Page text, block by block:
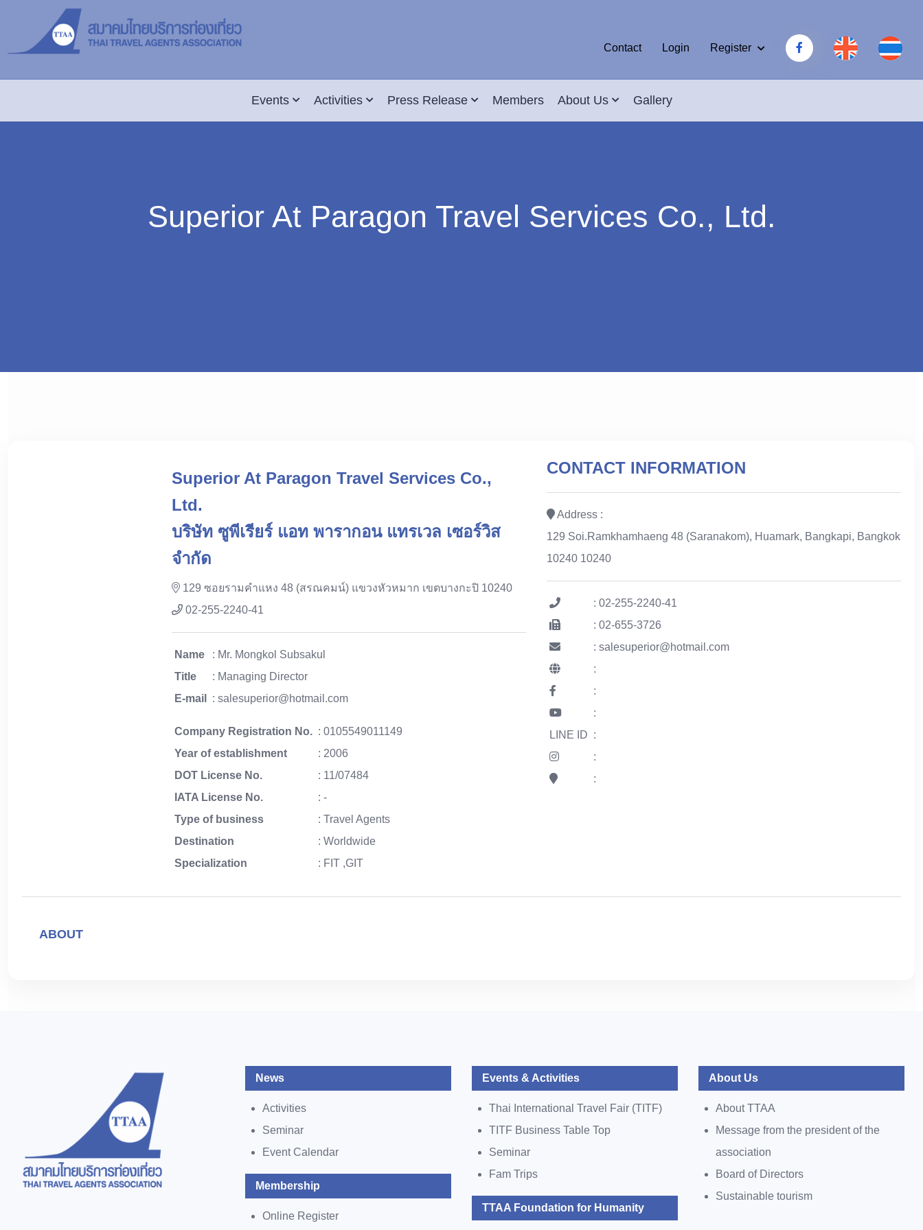
Register
Login
Contact
Events Activities Press Release Members About Us Gallery
Superior At Paragon Travel Services Co., Ltd.
Superior At Paragon Travel Services Co.,
Ltd.
บริษัท ซูพีเรียร์ แอท พารากอน แทรเวล เซอร์วิส
จำกัด
129 ซอยรามคำแหง 48 (สรณคมน์) แขวงหัวหมาก เขตบางกะปิ 10240
02-255-2240-41
Name
: Mr. Mongkol Subsakul
Title
: Managing Director
E-mail
: salesuperior@hotmail.com
Company Registration No. : 0105549011149
Year of establishment
: 2006
DOT License No.
: 11/07484
IATA License No.
: -
Type of business
: Travel Agents
Destination
: Worldwide
Specialization
: FIT ,GIT
CONTACT INFORMATION
Address :
129 Soi.Ramkhamhaeng 48 (Saranakom), Huamark, Bangkapi, Bangkok
10240 10240
: 02-255-2240-41
: 02-655-3726
: salesuperior@hotmail.com
:
:
:
LINE ID :
:
:
ABOUT
News
Activities
Seminar
Event Calendar
Membership
Online Register
Events & Activities
Thai International Travel Fair (TITF)
TITF Business Table Top
Seminar
Fam Trips
TTAA Foundation for Humanity
About Us
About TTAA
Message from the president of the
association
Board of Directors
Sustainable tourism